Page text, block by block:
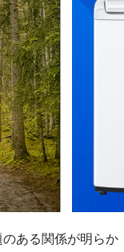
ある関係が明らか